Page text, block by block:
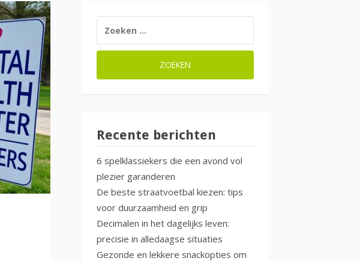
NAAR:
Recente berichten
6 spelklassiekers die een avond vol
plezier garanderen
De beste straatvoetbal kiezen: tips
voor duurzaamheid en grip
Decimalen in het dagelijks leven:
precisie in alledaagse situaties
Gezonde en lekkere snackopties om